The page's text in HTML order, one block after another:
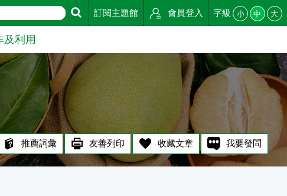
訂閱主題館 會員登入 字級 小 中 大
及利用
推薦詞彙 友善列印 收藏文章 我要發問